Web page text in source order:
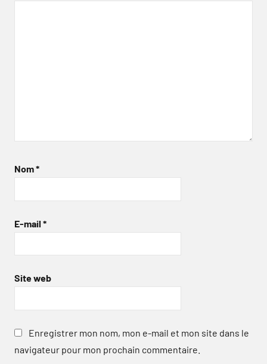
Nom*
E-mail *
Site web
Enregistrer mon nom, mon e-mail et mon site dans le
navigateur pour mon prochain commentaire.